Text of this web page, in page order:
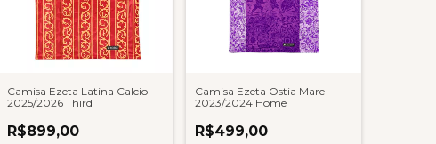
Camisa Ezeta Latina Calcio
2025/2026 Third
R$899,00
Camisa Ezeta Ostia Mare
2023/2024 Home
R$499,00